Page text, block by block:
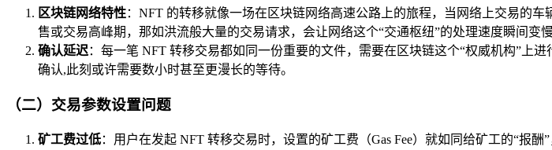
区块链网络特性：NFT 的转移就像一场在区块链网络高速公路上的旅程，当网络上交易的
售或交易高峰期，那如洪流般大量的交易请求，会让网络这个“交通枢纽”的处理速度瞬间变慢
确认延迟：每一笔 NFT 转移交易都如同一份重要的文件，需要在区块链这个“权威机构”上
确认,此刻或许需要数小时甚至更漫长的等待。
（二）交易参数设置问题
矿工费过低：用户在发起 NFT 转移交易时，设置的矿工费（Gas Fee）就如同给矿工的“报